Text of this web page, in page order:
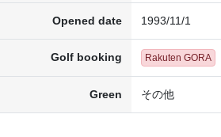
Opened date 1993/11/1
Golf booking Rakuten GORA
Green その他